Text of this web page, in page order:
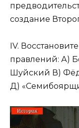
создание
IV.
правлений: А)
Шуйский В)
Д)